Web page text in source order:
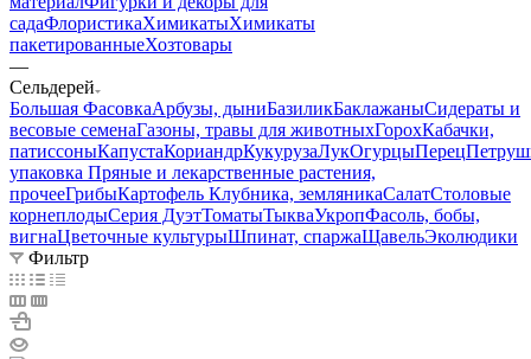
садаФлористикаХимикатыХимикаты
пакетированныеХозтовары
—
Сельдерей
Большая ФасовкаАрбузы, дыниБазиликБаклажаныСидераты и
весовые семенаГазоны, травы для животныхГорохКабачки,
патиссоныКапустаКориандрКукурузаЛукОгурцыПерец
упаковка Пряные и лекарственные растения,
прочееГрибыКартофель Клубника, земляникаСалатСтоловые
корнеплодыСерия ДуэтТоматыТыкваУкропФасоль, бобы,
вигнаЦветочные культурыШпинат, спаржаЩавельЭколюдики
Фильтр